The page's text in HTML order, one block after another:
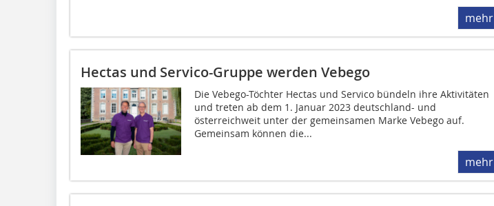
mehr
Hectas und Servico-Gruppe werden Vebego
Die Vebego-Töchter Hectas und Servico bündeln ihre Aktivitäten
und treten ab dem 1. Januar 2023 deutschland- und
österreichweit unter der gemeinsamen Marke Vebego auf.
Gemeinsam können die...
mehr